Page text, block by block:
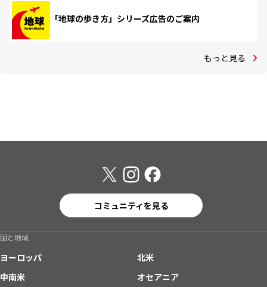
「地球の歩き方」シリーズ広告のご案内
もっと見る
コミュニティを見る
国と地域
ヨーロッパ
北米
中南米
オセアニア